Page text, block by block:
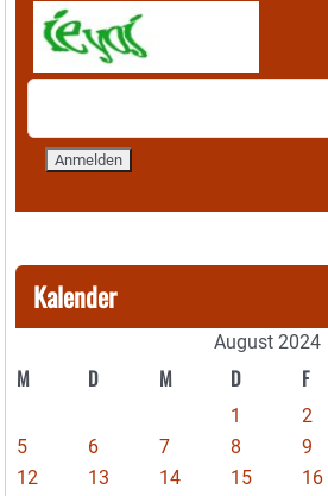
Kalender
August 2024
M D M D F
1 2
5
6 7 8 9
12
13 14 15 16